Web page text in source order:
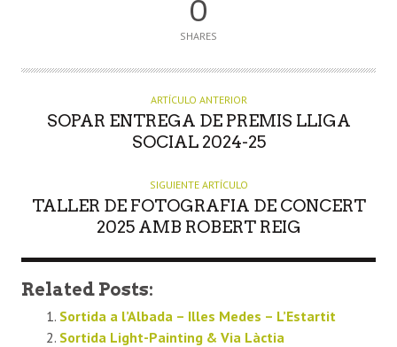
0
SHARES
ARTÍCULO ANTERIOR
SOPAR ENTREGA DE PREMIS LLIGA
SOCIAL 2024-25
SIGUIENTE ARTÍCULO
TALLER DE FOTOGRAFIA DE CONCERT
2025 AMB ROBERT REIG
Related Posts:
Sortida a l’Albada – Illes Medes – L’Estartit
Sortida Light-Painting & Via Làctia